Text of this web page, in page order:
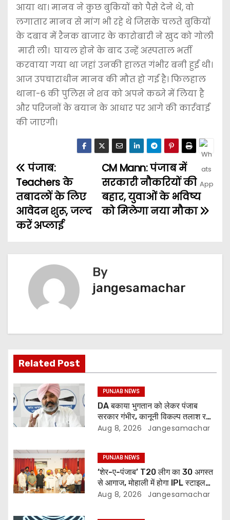
आया था। मानव ने कुछ बुकियों को पैसे देने थे, वो
लगातार मानव से मांग भी रहे थे जिसके चलते बुकियों
के दबाव में रैनक बाजार के कारोबारी ने खुद को गोली
मारी ली। घायल होने के बाद उन्हें अस्पताल भर्ती
करवाया गया था जहां उनकी हालत गंभीर बनी हुई थी।
आज उपचाराधीन मानव की मौत हो गई है। फिलहाल
थाना-6 की पुलिस ने शव को अपने कब्जे में लिया है
और परिजनों के बयान के आधार पर आगे की कार्रवाई
की जाएगी।
CM Mann: पंजाब में
सरकारी नौकरियों की
बहार, युवाओं के भविष्य
को मिलेगा नया मौका
पंजाब:
Teachers के
तबादलों के लिए
आवेदन शुरू, जल्द
करें अप्लाई
By
jangesamachar
Related Post
PUNJAB NEWS
DA बकाया भुगतान को लेकर पंजाब
सरकार गंभीर, कानूनी विकल्प तलाश रही:
वित्त मंत्री; 27 अगस्त की हड़ताल की
Aug 8, 2026 Jangesamachar
PUNJAB NEWS
‘शेर-ए-पंजाब’ T20 लीग का 30 अगस्त
से आगाज, मोहाली में होगा IPL स्टाइल
क्रिकेट का रोमांच
Aug 8, 2026 Jangesamachar